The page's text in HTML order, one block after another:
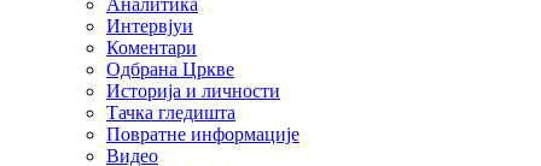
Интервјуи
Коментари
Одбрана Цркве
Историја и личности
Тачка гледишта
Повратне информације
Видео